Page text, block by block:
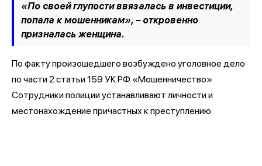
«По своей глупости ввязалась в инвестиции,
попала к мошенникам», – откровенно
призналась женщина.
По факту произошедшего возбуждено уголовное дело
по части 2 статьи 159 УК РФ «Мошенничество».
Сотрудники полиции устанавливают личности и
местонахождение причастных к преступлению.